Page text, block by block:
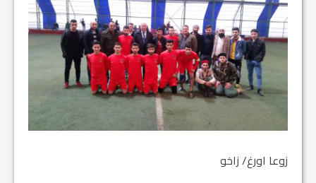
زوعا اورغ/ زاخو